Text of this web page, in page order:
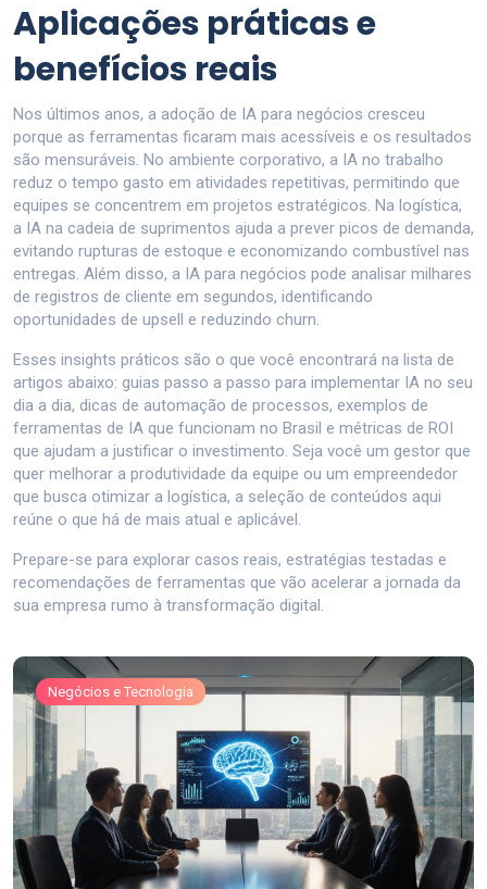
Aplicações práticas e
benefícios reais
Nos últimos anos, a adoção de IA para negócios cresceu
porque as ferramentas ficaram mais acessíveis e os resultados
são mensuráveis. No ambiente corporativo, a IA no trabalho
reduz o tempo gasto em atividades repetitivas, permitindo que
equipes se concentrem em projetos estratégicos. Na logística,
a IA na cadeia de suprimentos ajuda a prever picos de demanda,
evitando rupturas de estoque e economizando combustível nas
entregas. Além disso, a IA para negócios pode analisar milhares
de registros de cliente em segundos, identificando
oportunidades de upsell e reduzindo churn.
Esses insights práticos são o que você encontrará na lista de
artigos abaixo: guias passo a passo para implementar IA no seu
dia a dia, dicas de automação de processos, exemplos de
ferramentas de IA que funcionam no Brasil e métricas de ROI
que ajudam a justificar o investimento. Seja você um gestor que
quer melhorar a produtividade da equipe ou um empreendedor
que busca otimizar a logística, a seleção de conteúdos aqui
reúne o que há de mais atual e aplicável.
Prepare-se para explorar casos reais, estratégias testadas e
recomendações de ferramentas que vão acelerar a jornada da
sua empresa rumo à transformação digital.
Negócios e Tecnologia